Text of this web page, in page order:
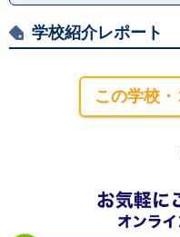
学校紹介レポート
この学校